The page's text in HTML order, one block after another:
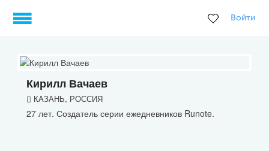
Войти
Кирилл Вачаев
КАЗАНЬ, РОССИЯ
27 лет. Создатель серии ежедневников Runote.